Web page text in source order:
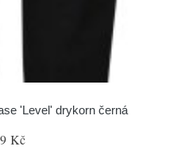
'Level' drykorn černá
Kč